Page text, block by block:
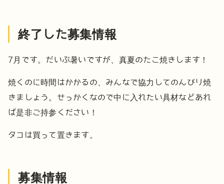
終了した募集情報
7月です。だいぶ暑いですが、真夏のたこ焼きします！
焼くのに時間はかかるの、みんなで協力してのんびり焼
きましょう。 せっかくなので中に入れたい具材などあれ
ば是非ご持参ください！
タコは買って置きます。
募集情報